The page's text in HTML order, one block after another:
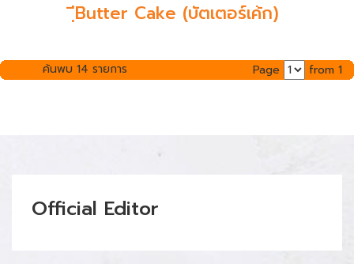
ฺีฺButter Cake (บัตเตอร์เค้ก)
ค้นพบ 14 รายการ Page from 1
Official Editor